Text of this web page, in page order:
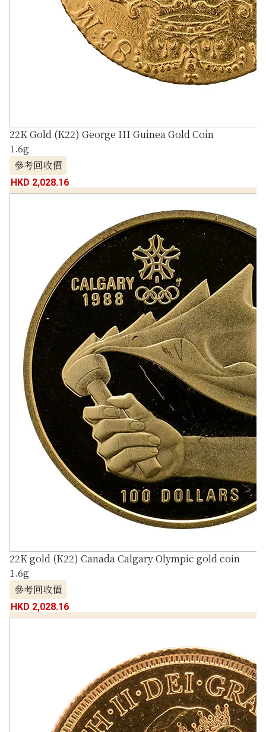
22K Gold (K22) George III Guinea Gold Coin
1.6g
參考回收價
HKD 2,028.16
22K gold (K22) Canada Calgary Olympic gold coin
1.6g
參考回收價
HKD 2,028.16